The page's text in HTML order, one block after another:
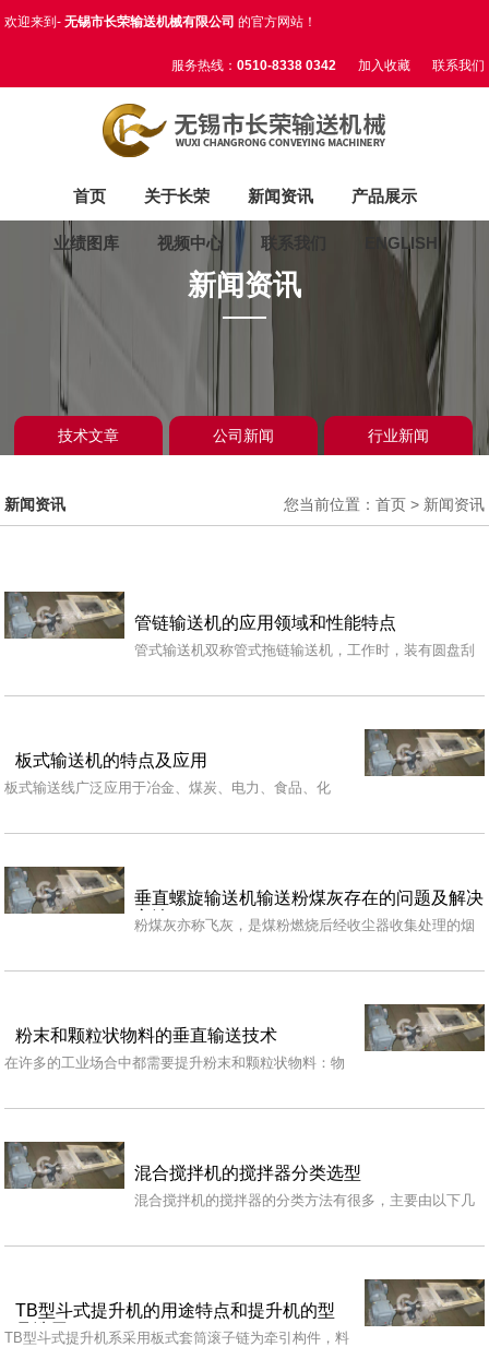
欢迎来到-无锡市长荣输送机械有限公司 的官方网站！
服务热线： 0510-8338 0342 加入收藏 联系我们
首页 关于长荣 新闻资讯 产品展示
业绩图库 视频中心 联系我们 ENGLISH
新闻资讯
技术文章 公司新闻 行业新闻
新闻资讯 您当前位置：首页 > 新闻资讯
管链输送机的应用领域和性能特点
管式输送机双称管式拖链输送机，工作时，装有圆盘刮
板式输送机的特点及应用
板式输送线广泛应用于冶金、煤炭、电力、食品、化
垂直螺旋输送机输送粉煤灰存在的问题及解决
方法
粉煤灰亦称飞灰，是煤粉燃烧后经收尘器收集处理的烟
粉末和颗粒状物料的垂直输送技术
在许多的工业场合中都需要提升粉末和颗粒状物料：物
混合搅拌机的搅拌器分类选型
混合搅拌机的搅拌器的分类方法有很多，主要由以下几
TB型斗式提升机的用途特点和提升机的型
号选用
TB型斗式提升机系采用板式套筒滚子链为牵引构件，料